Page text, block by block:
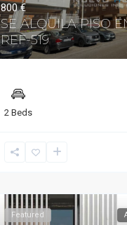
800 €
SE ALQUILA PISO
REF-519
2 Beds
Featured